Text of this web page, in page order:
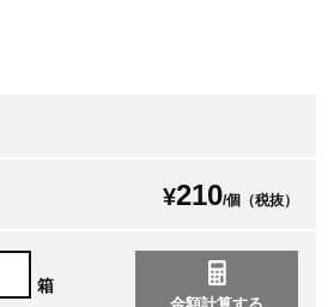
¥210/個（税抜）
箱